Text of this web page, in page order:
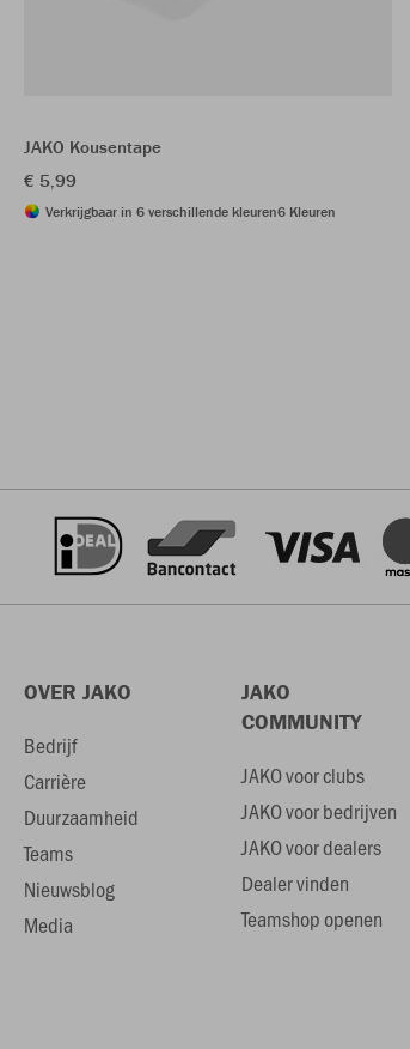
JAKO Kousentape
€ 5,99
Verkrijgbaar in 6 verschillende kleuren6 Kleuren
OVER JAKO
Bedrijf
Carrière
Duurzaamheid
Teams
Nieuwsblog
Media
JAKO
COMMUNITY
JAKO voor clubs
JAKO voor bedrijven
JAKO voor dealers
Dealer vinden
Teamshop openen